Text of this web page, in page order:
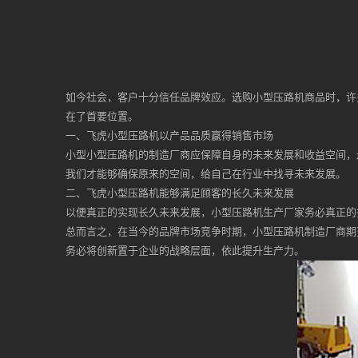
如今社会，客户十分信任品牌效应。选购小型压路机商品时，
在了首要位置。
一、飞虎小型压路机以产品品质赢得销售市场
小型小型压路机的制造厂商应保障自身的未来发展和收益空间
我们才能够确保原来的空间，给自己在行业中找寻未来发展。
二、飞虎小型压路机能够满足顾客的长久未来发展
以便真正的实现长久未来发展，小型压路机生产厂家务必真正
总而言之，在当今的品牌市场竞争时期，小型压路机制造厂商
务必将创新置于企业的战略层面，依此提升生产力。